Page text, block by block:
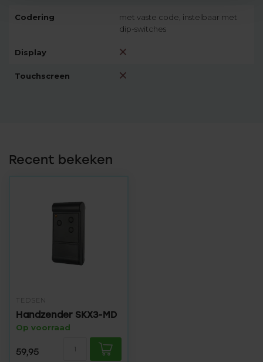
Codering
met vaste code, instelbaar met
dip-switches
Display
Touchscreen
Recent bekeken
TEDSEN
Handzender SKX3-MD
Op voorraad
59,95